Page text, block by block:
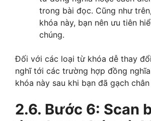
trong bài đọc. Cũng như
khóa này, bạn nên ưu tiên
chúng.
Đối với các loại từ khóa dễ thay
nghĩ tới các trường hợp đồng
khóa này sau khi bạn đã gạch
2.6. Bước 6: Scan